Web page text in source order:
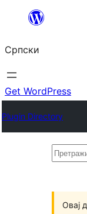
Скочи
садржај
Српски
Get WordPress
Plugin Directory
Овај